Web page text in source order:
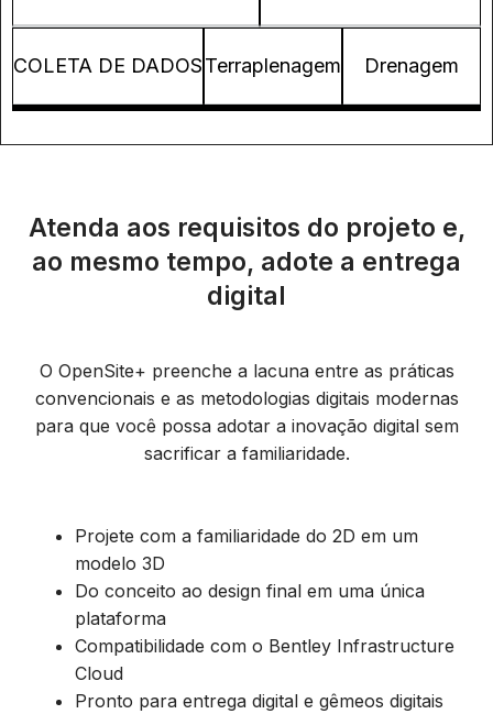
COLETA DE DADOSTerraplenagem Drenagem
Atenda aos requisitos do projeto e,
ao mesmo tempo, adote a entrega
digital
O OpenSite+ preenche a lacuna entre as práticas
convencionais e as metodologias digitais modernas
para que você possa adotar a inovação digital sem
sacrificar a familiaridade.
Projete com a familiaridade do 2D em um
modelo 3D
Do conceito ao design final em uma única
plataforma
Compatibilidade com o Bentley Infrastructure
Cloud
Pronto para entrega digital e gêmeos digitais